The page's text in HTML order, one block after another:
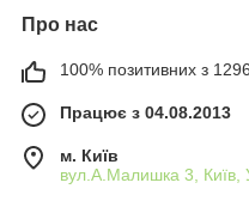
Про нас
100% позитивних з 1296
Працює з 04.08.2013
м. Київ
вул.А.Малишка 3, Київ,